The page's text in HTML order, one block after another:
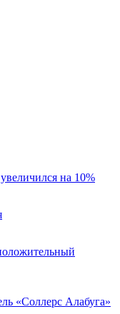
на 10%
«Соллерс Алабуга»